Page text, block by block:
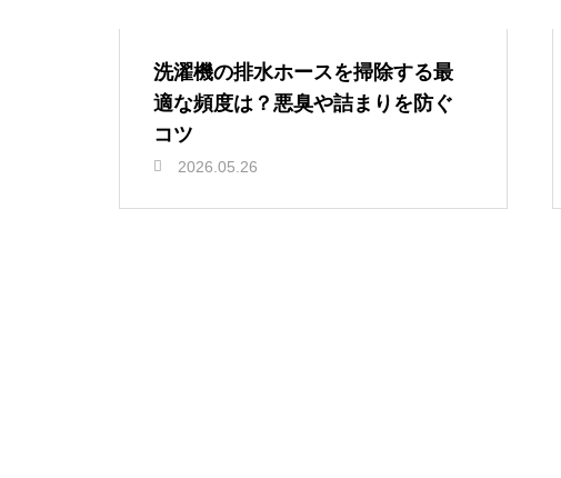
洗濯機の排水ホースを掃除する最
適な頻度は？悪臭や詰まりを防ぐ
コツ
2026.05.26